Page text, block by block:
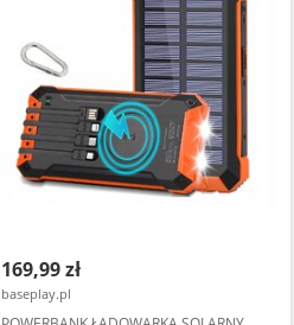
169,99 zł
baseplay.pl